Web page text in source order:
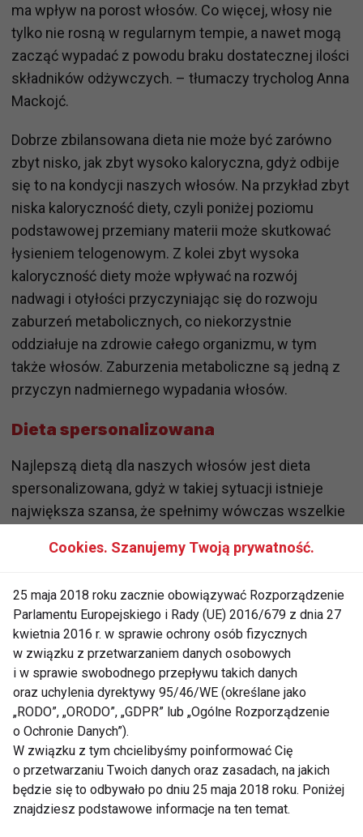
ma wpływ na porost włosów. Co więcej, włosy nie
tylko nie rosną w regularnym tempie, a nawet mogą
zacząć wypadać z powodu braku dostatecznej ilości
składników odżywczych. – tłumaczy trycholog Anna
Mackojć.
Dobrze zbilansowana dieta nie może być zarówno
zbyt nisko, jak zbyt wysoko kaloryczna, gdyż odbije
się to na kondycji naszych włosów. Na przykład zbyt
niska kaloryczność diety, czyli poniżej poziomu
podstawowej przemiany materii może skutkować
łysieniem telogenowym. Z kolei zbyt wysoka
kaloryczność diety może wpływać na rozwój
nadwagi i otyłości przyczyniając się do rozwoju
zaburzeń metabolicznych, co niekorzystnie
oddziałuje na zdrowie całego organizmu, w tym
także włosów. Zaburzenia metaboliczne są jedną z
przyczyn nadmiernego wypadania włosów.
Dieta spersonalizowana
Najlepszą dietą dla naszych włosów jest dieta
spersonalizowana, gdyż w takiej sytuacji istnieje
największa szansa, że spełnimy wówczas wszelkie
zdecydujemy się na jakiś rodzaj diety, warto
zalecenia żywieniowe otrzyma osoba na diecie
wegetariańskiej czy wegańskiej niż osoba jedząca
mięso. A każdą z tych diet można odpowiednio
zbilansować, aby dostarczyć wszystkie niezbędne
składniki odżywcze do organizmu. W niektórych
przypadkach, warto rozważyć również zastosowanie
diety trychologicznej.
Jeśli chcemy zawalczyć o mocne i zdrowe włosy,
można rozważyć skorzystanie z pomocy trychologa
specjalizującego się w dietoterapii trychologicznej.
Cookies. Szanujemy Twoją prywatność.
25 maja 2018 roku zacznie obowiązywać Rozporządzenie
Parlamentu Europejskiego i Rady (UE) 2016/679 z dnia 27
kwietnia 2016 r. w sprawie ochrony osób fizycznych
w związku z przetwarzaniem danych osobowych
i w sprawie swobodnego przepływu takich danych
oraz uchylenia dyrektywy 95/46/WE (określane jako
„RODO”, „ORODO”, „GDPR” lub „Ogólne Rozporządzenie
o Ochronie Danych”).
W związku z tym chcielibyśmy poinformować Cię
o przetwarzaniu Twoich danych oraz zasadach, na jakich
będzie się to odbywało po dniu 25 maja 2018 roku. Poniżej
znajdziesz podstawowe informacje na ten temat.